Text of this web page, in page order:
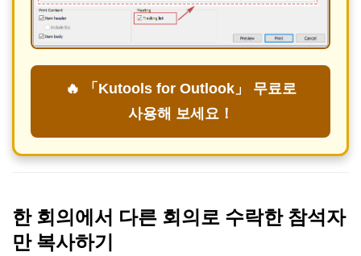
🔥 「Kutools for Outlook」 무료로
사용해 보세요！
한 회의에서 다른 회의로 수락한 참석자
만 복사하기